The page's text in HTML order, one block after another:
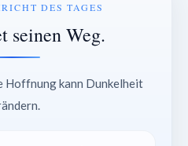
DES TAGES
seinen Weg.
Hoffnung kann Dunkelheit